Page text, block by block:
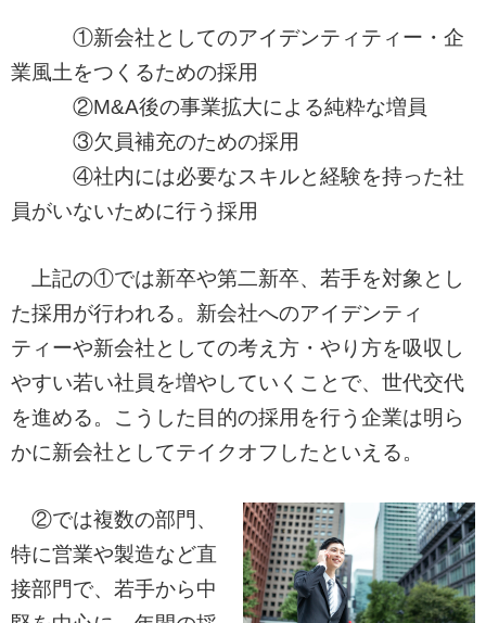
①新会社としてのアイデンティティー・企
業風土をつくるための採用
②M&A後の事業拡大による純粋な増員
③欠員補充のための採用
④社内には必要なスキルと経験を持った社
員がいないために行う採用
上記の①では新卒や第二新卒、若手を対象とし
た採用が行われる。新会社へのアイデンティ
ティーや新会社としての考え方・やり方を吸収し
やすい若い社員を増やしていくことで、世代交代
を進める。こうした目的の採用を行う企業は明ら
かに新会社としてテイクオフしたといえる。
②では複数の部門、
特に営業や製造など直
接部門で、若手から中